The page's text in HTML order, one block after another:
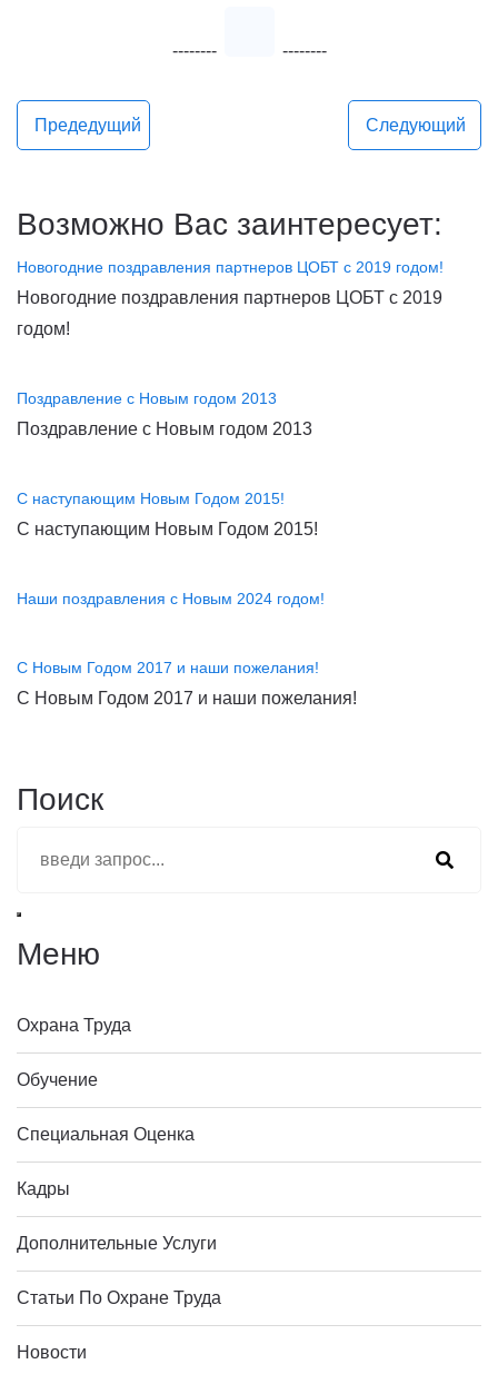
Предедущий
-------- --------
Следующий
Возможно Вас заинтересует:
Новогодние поздравления партнеров ЦОБТ с 2019 годом!
Новогодние поздравления партнеров ЦОБТ с 2019
годом!
Поздравление с Новым годом 2013
Поздравление с Новым годом 2013
С наступающим Новым Годом 2015!
С наступающим Новым Годом 2015!
Наши поздравления с Новым 2024 годом!
С Новым Годом 2017 и наши пожелания!
С Новым Годом 2017 и наши пожелания!
Поиск
Меню
Охрана Труда
Обучение
Специальная Оценка
Кадры
Дополнительные Услуги
Статьи По Охране Труда
Новости